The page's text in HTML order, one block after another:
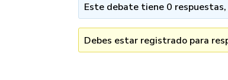
Este debate tiene 0
Debes estar registrado para